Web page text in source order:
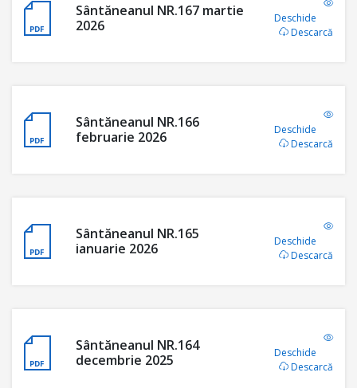
Sântăneanul NR.167 martie
2026
Deschide
Descarcă
Sântăneanul NR.166
februarie 2026
Deschide
Descarcă
Sântăneanul NR.165
ianuarie 2026
Deschide
Descarcă
Sântăneanul NR.164
decembrie 2025
Deschide
Descarcă